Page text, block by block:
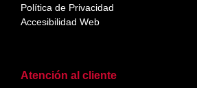
Atención al cliente
Política de Privacidad
Accesibilidad Web